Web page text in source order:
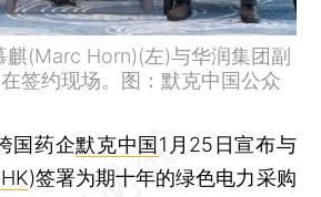
麒(Marc Horn)(左)与华润集团副
签约现场。图：默克中国公众
国药企默克中国1月25日宣布与
)签署为期十年的绿色电力采购